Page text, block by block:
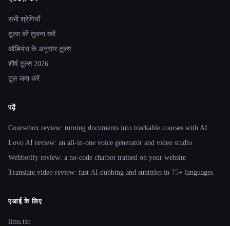
Site navigation
सभी श्रेणियाँ
टूल्स की तुलना करें
ऑडियंस के अनुसार टूल्स
शीर्ष टूल्स 2026
टूल जमा करें
पढ़ें
Coursebox review: turning documents into trackable courses with AI
Lovo AI review: an all-in-one voice generator and video studio
Webbotify review: a no-code chatbot trained on your website
Translate.video review: fast AI dubbing and subtitles in 75+ languages
एआई के लिए
llms.txt